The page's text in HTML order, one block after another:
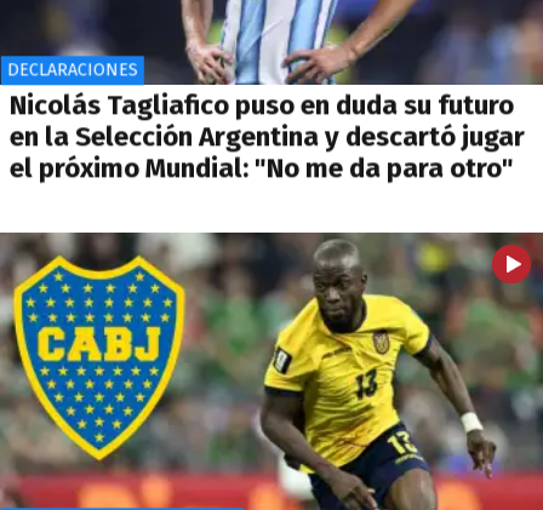
DECLARACIONES
Nicolás Tagliafico puso en duda su futuro
en la Selección Argentina y descartó jugar
el próximo Mundial: "No me da para otro"